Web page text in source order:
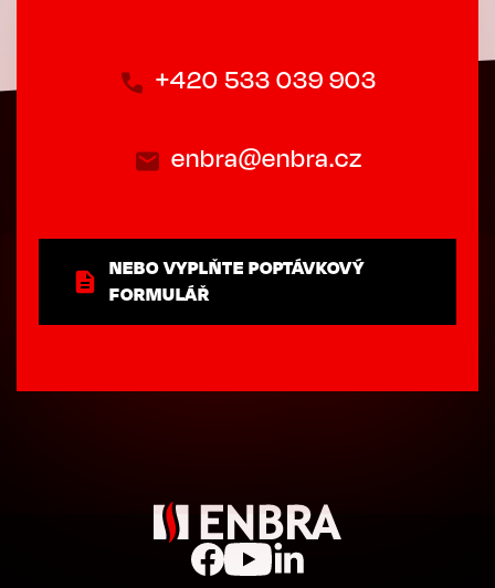
+420 533 039 903
enbra@enbra.cz
NEBO VYPLŇTE POPTÁVKOVÝ
FORMULÁŘ